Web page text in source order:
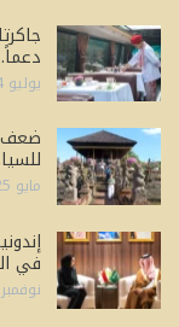
يوليو 24, 2026
ضعف
مايو 25, 2026
في
نوفمبر 10, 2025